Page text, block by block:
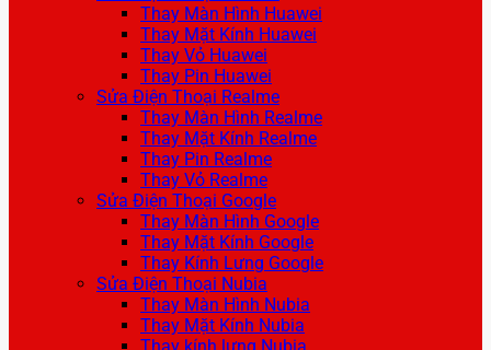
Thay Màn Hình Huawei
Thay Mặt Kính Huawei
Thay Vỏ Huawei
Thay Pin Huawei
Sửa Điện Thoại Realme
Thay Màn Hình Realme
Thay Mặt Kính Realme
Thay Pin Realme
Thay Vỏ Realme
Sửa Điện Thoại Google
Thay Màn Hình Google
Thay Mặt Kính Google
Thay Kính Lưng Google
Sửa Điện Thoại Nubia
Thay Màn Hình Nubia
Thay Mặt Kính Nubia